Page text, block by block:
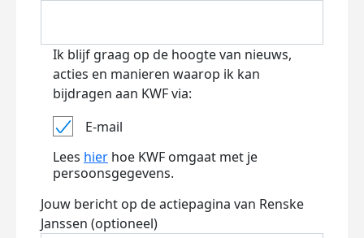
Ik blijf graag op de hoogte van nieuws,
acties en manieren waarop ik kan
bijdragen aan KWF via:
E-mail
Lees hier hoe KWF omgaat met je
persoonsgegevens.
Jouw bericht op de actiepagina van Renske
Janssen (optioneel)